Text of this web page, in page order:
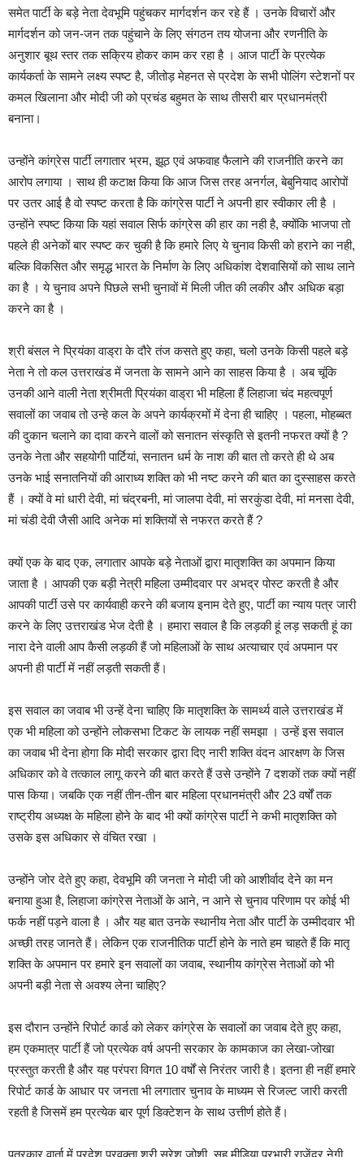
समेत पार्टी के बड़े नेता देवभूमि पहुंचकर मार्गदर्शन कर रहे हैं । उनके विचारों और
मार्गदर्शन को जन-जन तक पहुंचाने के लिए संगठन तय योजना और रणनीति के
अनुशार बूथ स्तर तक सक्रिय होकर काम कर रहा है । आज पार्टी के प्रत्येक
कार्यकर्ता के सामने लक्ष्य स्पष्ट है, जीतोड़ मेहनत से प्रदेश के सभी पोलिंग स्टेशनों पर
कमल खिलाना और मोदी जी को प्रचंड बहुमत के साथ तीसरी बार प्रधानमंत्री
बनाना।
उन्होंने कांग्रेस पार्टी लगातार भ्रम, झूठ एवं अफवाह फैलाने की राजनीति करने का
आरोप लगाया । साथ ही कटाक्ष किया कि आज जिस तरह अनर्गल, बेबुनियाद आरोपों
पर उतर आई है वो स्पष्ट करता है कि कांग्रेस पार्टी ने अपनी हार स्वीकार ली है ।
उन्होंने स्पष्ट किया कि यहां सवाल सिर्फ कांग्रेस की हार का नही है, क्योंकि भाजपा तो
पहले ही अनेकों बार स्पष्ट कर चुकी है कि हमारे लिए ये चुनाव किसी को हराने का नही,
बल्कि विकसित और समृद्ध भारत के निर्माण के लिए अधिकांश देशवासियों को साथ लाने
का है । ये चुनाव अपने पिछले सभी चुनावों में मिली जीत की लकीर और अधिक बड़ा
करने का है ।
श्री बंसल ने प्रियंका वाड्रा के दौरे तंज कसते हुए कहा, चलो उनके किसी पहले बड़े
नेता ने तो कल उत्तराखंड में जनता के सामने आने का साहस किया है । अब चूंकि
उनकी आने वाली नेता श्रीमती प्रियंका वाड्रा भी महिला हैं लिहाजा चंद महत्वपूर्ण
सवालों का जवाब तो उन्हे कल के अपने कार्यक्रमों में देना ही चाहिए । पहला, मोहब्बत
की दुकान चलाने का दावा करने वालों को सनातन संस्कृति से इतनी नफरत क्यों है ?
उनके नेता और सहयोगी पार्टियां, सनातन धर्म के नाश की बात तो करते ही थे अब
उनके भाई सनातनियों की आराध्य शक्ति को भी नष्ट करने की बात का दुस्साहस करते
हैं । क्यों वे मां धारी देवी, मां चंद्रबनी, मां जालपा देवी, मां सरकुंडा देवी, मां मनसा देवी,
मां चंडी देवी जैसी आदि अनेक मां शक्तियों से नफरत करते हैं ?
क्यों एक के बाद एक, लगातार आपके बड़े नेताओं द्वारा मातृशक्ति का अपमान किया
जाता है । आपकी एक बड़ी नेत्री महिला उम्मीदवार पर अभद्र पोस्ट करती है और
आपकी पार्टी उसे पर कार्यवाही करने की बजाय इनाम देते हुए, पार्टी का न्याय पत्र जारी
करने के लिए उत्तराखंड भेज देती है । हमारा सवाल है कि लड़की हूं लड़ सकती हूं का
नारा देने वाली आप कैसी लड़की हैं जो महिलाओं के साथ अत्याचार एवं अपमान पर
अपनी ही पार्टी में नहीं लड़ती सकती हैं।
इस सवाल का जवाब भी उन्हें देना चाहिए कि मातृशक्ति के सामर्थ्य वाले उत्तराखंड में
एक भी महिला को उन्होंने लोकसभा टिकट के लायक नहीं समझा । उन्हें इस सवाल
का जवाब भी देना होगा कि मोदी सरकार द्वारा दिए नारी शक्ति वंदन आरक्षण के जिस
अधिकार को वे तत्काल लागू करने की बात करते हैं उसे उन्होंने 7 दशकों तक क्यों नहीं
पास किया। जबकि एक नहीं तीन-तीन बार महिला प्रधानमंत्री और 23 वर्षों तक
राष्ट्रीय अध्यक्ष के महिला होने के बाद भी क्यों कांग्रेस पार्टी ने कभी मातृशक्ति को
उसके इस अधिकार से वंचित रखा ।
उन्होंने जोर देते हुए कहा, देवभूमि की जनता ने मोदी जी को आशीर्वाद देने का मन
बनाया हुआ है, लिहाजा कांग्रेस नेताओं के आने, न आने से चुनाव परिणाम पर कोई भी
फर्क नहीं पड़ने वाला है । और यह बात उनके स्थानीय नेता और पार्टी के उम्मीदवार भी
अच्छी तरह जानते हैं। लेकिन एक राजनीतिक पार्टी होने के नाते हम चाहते हैं कि मातृ
शक्ति के अपमान पर हमारे इन सवालों का जवाब, स्थानीय कांग्रेस नेताओं को भी
अपनी बड़ी नेता से अवश्य लेना चाहिए?
इस दौरान उन्होंने रिपोर्ट कार्ड को लेकर कांग्रेस के सवालों का जवाब देते हुए कहा,
हम एकमात्र पार्टी हैं जो प्रत्येक वर्ष अपनी सरकार के कामकाज का लेखा-जोखा
प्रस्तुत करती है और यह परंपरा विगत 10 वर्षों से निरंतर जारी है। इतना ही नहीं हमारे
रिपोर्ट कार्ड के आधार पर जनता भी लगातार चुनाव के माध्यम से रिजल्ट जारी करती
रहती है जिसमें हम प्रत्येक बार पूर्ण डिक्टेशन के साथ उत्तीर्ण होते हैं।
पत्रकार वार्ता में प्रदेश प्रवक्ता श्री सुरेश जोशी, सह मीडिया प्रभारी राजेंद्र नेगी,